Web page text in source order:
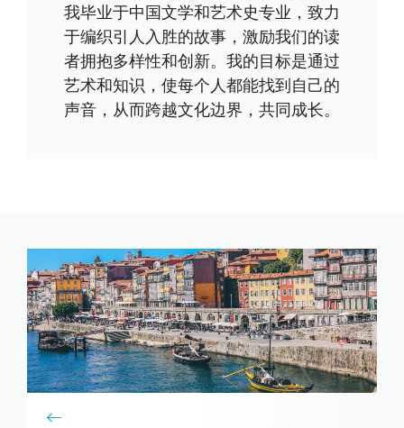
我毕业于中国文学和艺术史专业，致力
于编织引人入胜的故事，激励我们的读
者拥抱多样性和创新。我的目标是通过
艺术和知识，使每个人都能找到自己的
声音，从而跨越文化边界，共同成长。